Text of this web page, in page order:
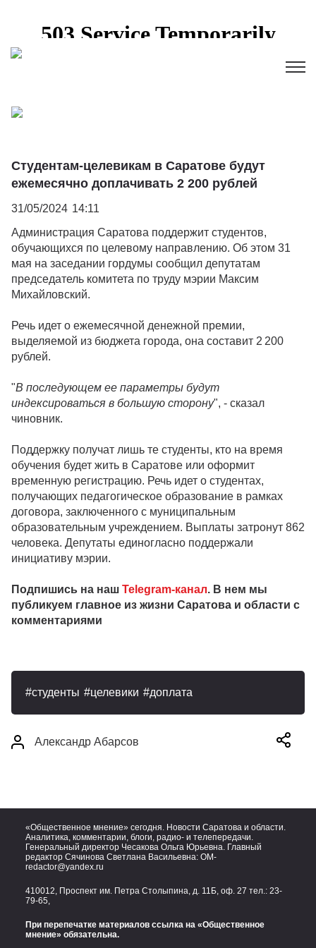
Студентам-целевикам в Саратове будут
ежемесячно доплачивать 2 200 рублей
31/05/2024 14:11
Администрация Саратова поддержит студентов,
обучающихся по целевому направлению. Об этом 31
мая на заседании гордумы сообщил депутатам
председатель комитета по труду мэрии Максим
Михайловский.
Речь идет о ежемесячной денежной премии,
выделяемой из бюджета города, она составит 2 200
рублей.
"В последующем ее параметры будут
индексироваться в большую сторону", - сказал
чиновник.
Поддержку получат лишь те студенты, кто на время
обучения будет жить в Саратове или оформит
временную регистрацию. Речь идет о студентах,
получающих педагогическое образование в рамках
договора, заключенного с муниципальным
образовательным учреждением. Выплаты затронут 862
человека. Депутаты единогласно поддержали
инициативу мэрии.
Подпишись на наш Telegram-канал. В нем мы
публикуем главное из жизни Саратова и области с
комментариями
студенты целевики доплата
Александр Абарсов
«Общественное мнение» сегодня. Новости Саратова и области.
Аналитика, комментарии, блоги, радио- и телепередачи.
Генеральный директор Чесакова Ольга Юрьевна. Главный
редактор Сячинова Светлана Васильевна: OM-
redactor@yandex.ru
410012, Проспект им. Петра Столыпина, д. 11Б, оф. 27 тел.: 23-
79-65,
При перепечатке материалов ссылка на «Общественное
мнение» обязательна.